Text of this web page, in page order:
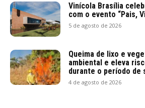
Vinícola Brasília
com o evento “Pais,
5 de agosto de 2026
Queima de lixo e
ambiental e eleva
durante o período de
4 de agosto de 2026